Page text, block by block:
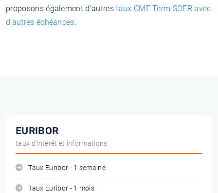
proposons également d'autrestaux CME Term SOFR avec
d'autres échéances.
EURIBOR
taux d'intérêt et informations
Taux Euribor - 1 semaine
Taux Euribor - 1 mois